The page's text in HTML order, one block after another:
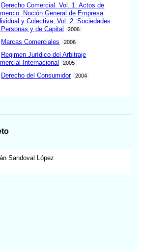
Derecho Comercial. Vol. 1: Actos de
Noción General de Empresa
y Colectiva; Vol. 2: Sociedades
y de Capital
2006
Marcas Comerciales 2006
Regimen Jurídico del Arbitraje
Internacional
2005
Derecho del Consumidor 2004
Sandoval López